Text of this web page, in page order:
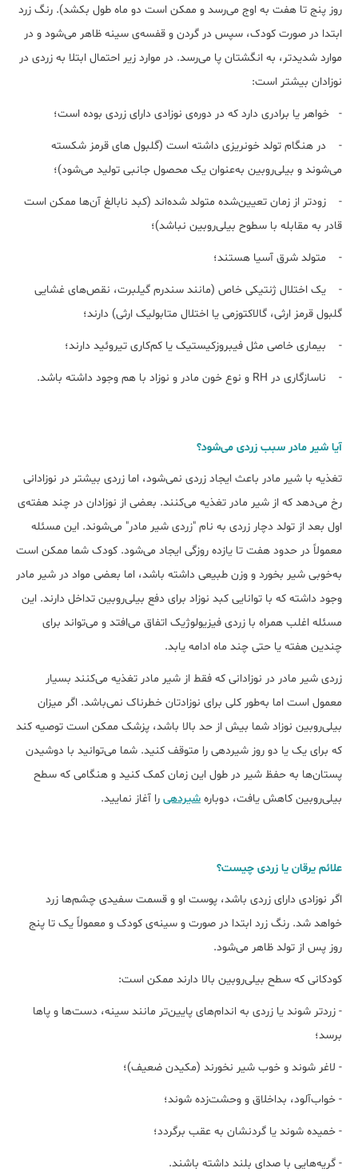
روز پنج تا هفت به اوج می‌رسد و ممکن است دو ماه طول بکشد). رنگ زرد
ابتدا در صورت کودک، سپس در گردن و قفسه‌ی سینه ظاهر می‌شود و در
موارد شدیدتر، به انگشتان پا می‌رسد. در موارد زیر احتمال ابتلا به زردی در
نوزادان بیشتر است:
- خواهر یا برادری دارد که در دوره‌ی نوزادی دارای زردی بوده است؛
- در هنگام تولد خونریزی داشته است (گلبول های قرمز شکسته
می‌شوند و بیلی‌روبین به‌عنوان یک محصول جانبی تولید می‌شود)؛
- زودتر از زمان تعیین‌شده متولد شده‌اند (کبد نابالغ آن‌ها ممکن است
قادر به مقابله با سطوح بیلی‌روبین نباشد)؛
- متولد شرق آسیا هستند؛
- یک اختلال ژنتیکی خاص (مانند سندرم گیلبرت، نقص‌های غشایی
گلبول قرمز ارثی، گالاکتوزمی یا اختلال متابولیک ارثی) دارند؛
- بیماری خاصی مثل فیبروزکیستیک یا کم‌کاری تیروئید دارند؛
- ناسازگاری در RH و نوع خون مادر و نوزاد با هم وجود داشته باشد.
آیا شیر مادر سبب زردی می‌شود؟
تغذیه با شیر مادر باعث ایجاد زردی نمی‌شود، اما زردی بیشتر در نوزادانی
رخ می‌دهد که از شیر مادر تغذیه می‌کنند. بعضی از نوزادان در چند هفته‌ی
اول بعد از تولد دچار زردی به نام "زردی شیر مادر" می‌شوند. این مسئله
معمولاً در حدود هفت تا یازده روزگی ایجاد می‌شود. کودک شما ممکن است
به‌خوبی شیر بخورد و وزن طبیعی داشته باشد، اما بعضی مواد در شیر مادر
وجود داشته که با توانایی کبد نوزاد برای دفع بیلی‌روبین تداخل دارند. این
مسئله اغلب همراه با زردی فیزیولوژیک اتفاق می‌افتد و می‌تواند برای
چندین هفته یا حتی چند ماه ادامه یابد.
زردی شیر مادر در نوزادانی که فقط از شیر مادر تغذیه می‌کنند بسیار
معمول است اما به‌طور کلی برای نوزادتان خطرناک نمی‌باشد. اگر میزان
بیلی‌روبین نوزاد شما بیش از حد بالا باشد، پزشک ممکن است توصیه کند
که برای یک یا دو روز شیردهی را متوقف کنید. شما می‌توانید با دوشیدن
پستان‌ها به حفظ شیر در طول این زمان کمک کنید و هنگامی که سطح
بیلی‌روبین کاهش یافت، دوباره شیردهی را آغاز نمایید.
علائم یرقان یا زردی چیست؟
اگر نوزادی دارای زردی باشد، پوست او و قسمت سفیدی چشم‌ها زرد
خواهد شد. رنگ زرد ابتدا در صورت و سینه‌ی کودک و معمولاً یک تا پنج
روز پس از تولد ظاهر می‌شود.
کودکانی که سطح بیلی‌روبین بالا دارند ممکن است:
- زردتر شوند یا زردی به اندام‌های پایین‌تر مانند سینه، دست‌ها و پاها
برسد؛
- لاغر شوند و خوب شیر نخورند (مکیدن ضعیف)؛
- خواب‌آلود، بداخلاق و وحشت‌زده شوند؛
- خمیده شوند یا گردنشان به عقب برگردد؛
- گریه‌هایی با صدای بلند‌ داشته باشند.